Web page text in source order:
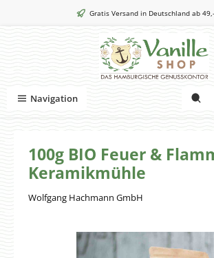
Zum Hauptinhalt springenGratis Versand in Deutschland ab
Navigation
100g BIO Feuer &
Keramikmühle
Wolfgang Hachmann GmbH
Bildergalerie überspringen